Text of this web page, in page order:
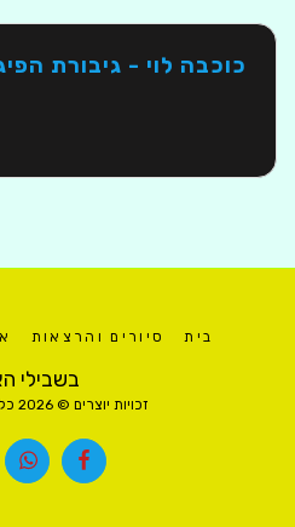
כוכבה לוי - גיבורת
בשבילי
זכויות יוצרים © 2026 כל הזכויות שמורות
בית סיורים והרצאות